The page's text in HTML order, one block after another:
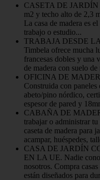
CASETA DE JARDÍN
m2 y techo alto de 2,3
La casa de madera es
trabajo o estudio...
TRABAJA DESDE
Timbela ofrece mucha
francesas dobles y una
de madera con suelo
OFICINA DE
Construida con paneles
abeto/pino nórdico,
espesor de pared y
CABAÑA DE
trabajar o administrar tu
caseta de madera para
acampar, huéspedes,
CASA DE JARDÍN
EN LA UE. Nadie
nosotros. Compra
están diseñados para